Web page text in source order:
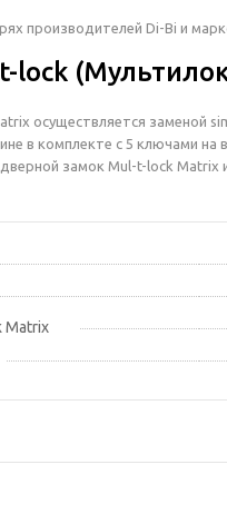
производителей Di-Bi и
lock
осуществляется заменой
в комплекте с 5 ключами на
замок Mul-t-lock Matrix
Matrix